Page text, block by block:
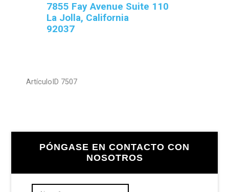
7855 Fay Avenue Suite 110
La Jolla, California
92037
ArtículoID 7507
Barra
principal
PÓNGASE EN CONTACTO CON
NOSOTROS